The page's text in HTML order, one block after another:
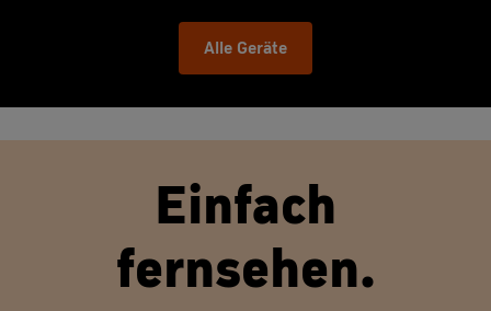
Alle Geräte
Einfach
fernsehen.